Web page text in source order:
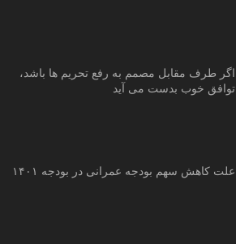
اگر طرف مقابل مصمم به رفع تحریم ها باشد،
توافق خوب بدست می آید
علت کاهش سهم بودجه عمرانی در بودجه ۱۴۰۱